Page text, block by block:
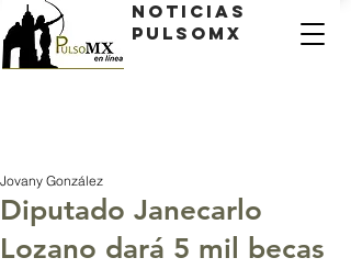
Noticias
PulsoMX
Diputado Janecarlo
Lozano dará 5 mil becas
Jovany González